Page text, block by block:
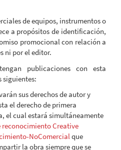
de equipos, instrumentos o
a propósitos de identificación,
promocional con relación a
ni por el editor.
publicaciones con esta
siguientes:
sus derechos de autor y
el derecho de primera
el cual estará simultáneamente
reconocimiento Creative
NoComercialque
la obra siempre que se